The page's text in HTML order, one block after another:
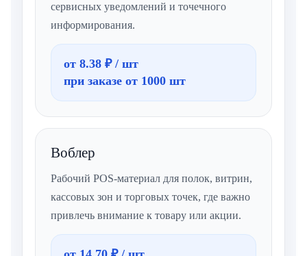
сервисных уведомлений и точечного
информирования.
от 8.38 ₽ / шт
при заказе от 1000 шт
Воблер
Рабочий POS-материал для полок, витрин,
кассовых зон и торговых точек, где важно
привлечь внимание к товару или акции.